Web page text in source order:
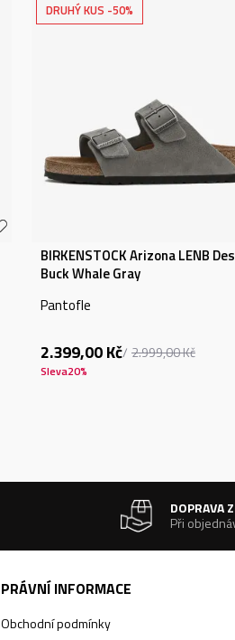
DRUHÝ KUS -50%
BIRKENSTOCK Arizona LENB
Buck Whale Gray
Pantofle
2.399,00Kč 2.999,00Kč
Sleva20%
DOPRAVA
Při
PRÁVNÍ INFORMACE
Obchodní podmínky